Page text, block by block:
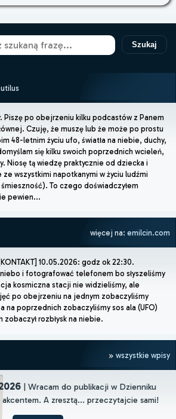
Szukaj
Piszę po obejrzeniu kilku podcastów z Panem
Czuję, że muszę lub że może po prostu
48-letnim życiu ufo, światła na niebie, duchy,
się kilku swoich poprzednich wcieleń,
Niosę tą wiedzę praktycznie od dziecka i
wszystkimi napotkanymi w życiu ludźmi
To czego doświadczyłem
pewien...
więcej na: emilcin.com
[KONTAKT] 10.05.2026: godz ok 22:30.
i fotografować telefonem bo słyszeliśmy
kosmiczna stacji nie widzieliśmy, ale
po obejrzeniu na jednym zobaczyliśmy
na poprzednich zobaczyliśmy sos ala (UFO)
rozbłysk na niebie.
wszystkie wpisy
| Wracam do publikacji w Dzienniku
akcentem. A zresztą... przeczytajcie sami!